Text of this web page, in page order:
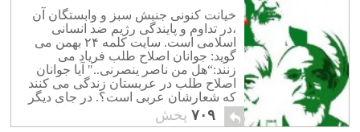
شوید
خیانت کنونی جنبش سبز و وابستگان آن
،در تداوم و پایندگی رژیم ضد انسانی
اسلامی است. سایت کلمه ۲۴ بهمن می
گوید: جوانان اصلاح طلب فریاد می
زنند:“هل من ناصر ینصرنی.." آیا جوانان
اصلاح طلب در عربستان زندگی می کنند
که شعارشان عربی است؟. در جای دیگر
اصلاح طلبان خود را فرزند پیرجماران،
خمینی کبیر می دانند.
۷۰۹ پخش